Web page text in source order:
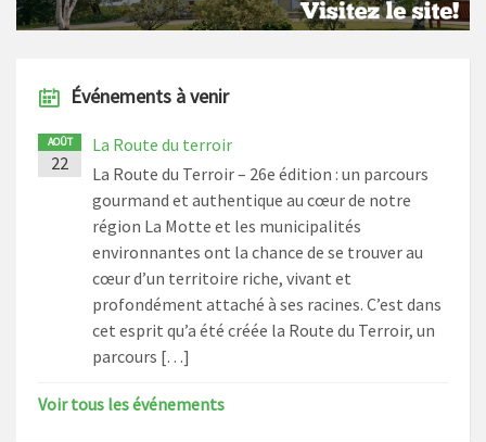
Événements à venir
AOÛT
22
La Route du terroir
La Route du Terroir – 26e édition : un parcours
gourmand et authentique au cœur de notre
région La Motte et les municipalités
environnantes ont la chance de se trouver au
cœur d’un territoire riche, vivant et
profondément attaché à ses racines. C’est dans
cet esprit qu’a été créée la Route du Terroir, un
parcours […]
Voir tous les événements